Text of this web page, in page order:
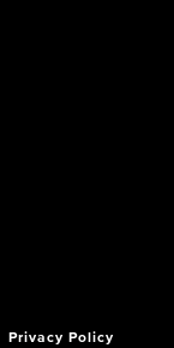
Privacy Policy